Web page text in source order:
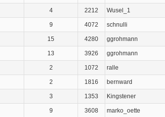
4 2212 Wusel_1
9 4072 schnulli
15 4280 ggrohmann
13 3926 ggrohmann
2 1072 ralle
2 1816 bernward
3 1353 Kingstener
9 3608 marko_oette